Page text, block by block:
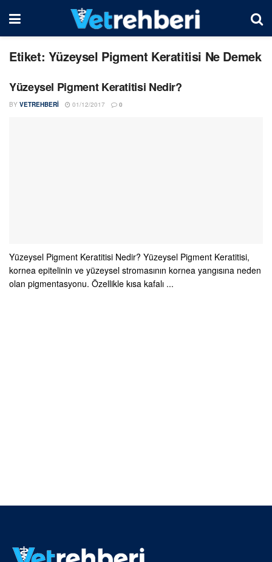
Etiket: Yüzeysel Pigment Keratitisi Ne Demek
Yüzeysel Pigment Keratitisi Nedir?
BY VETREHBERI 01/12/2017 0
Yüzeysel Pigment Keratitisi Nedir? Yüzeysel Pigment Keratitisi,
kornea epitelinin ve yüzeysel stromasının kornea yangısına neden
olan pigmentasyonu. Özellikle kısa kafalı ...